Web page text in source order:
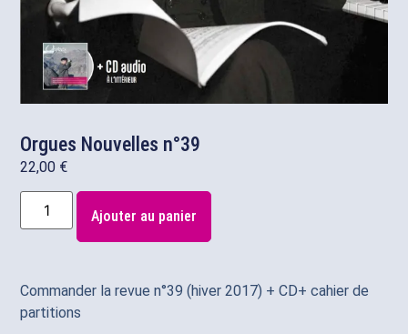
Orgues Nouvelles n°39
22,00 €
Ajouter au panier
Commander la revue n°39 (hiver 2017) + CD+ cahier de
partitions